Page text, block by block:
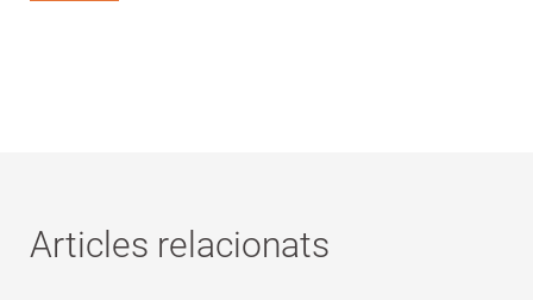
Articles relacionats